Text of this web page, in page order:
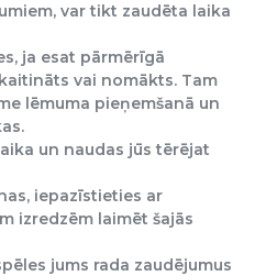
var tikt zaudēta laika
ja esat pārmērīgā
vai nomākts. Tam
lēmuma pieņemšanā un
un naudas jūs tērējat
iepazīstieties ar
izredzēm laimēt šajās
jums rada zaudējumus